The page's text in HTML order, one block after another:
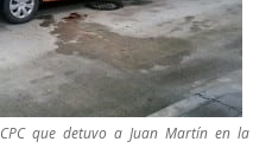
que detuvo a Juan Martín en la